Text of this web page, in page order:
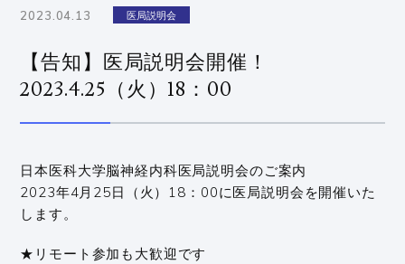
2023.04.13 医局説明会
【告知】医局説明会開催！
2023.4.25（火）18：00
日本医科大学脳神経内科医局説明会のご案内
2023年4月25日（火）18：00に医局説明会を開催いた
します。
★リモート参加も大歓迎です